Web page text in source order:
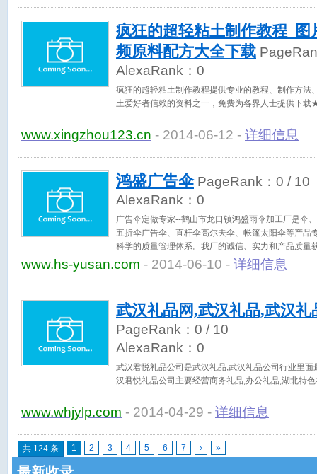
体验表达对生命的深刻体察。
疯狂的超轻粘土制作教程_图
频原料配方大全下载
AlexaRank： 0
疯狂的超轻粘土制作教程提供专业的教程、制作方法
土爱好者信赖的资料之一，免费为各界人士提供
www.xingzhou123.cn - 2014-06-12 - 详细信息
鸿盛广告伞PageRank： 0 / 10
AlexaRank： 0
广告伞定做专家--鹤山市龙口镇鸿盛雨伞加工厂是伞
五折伞广告伞、直杆伞高尔夫伞、帐篷太阳伞等产品
科学的质量管理体系。我厂的诚信、实力和产品质量
的企业，是经国家相关部门批准注册的企业。欢迎各
谈。主营广告伞、礼品伞、帐篷、太阳伞，我厂是位
区的伞厂。 品种包括：拱门、立柱、直柄直骨伞、
伞；二、三、四、五折伞、酒瓶伞、铅笔伞、水壶
夫伞、旋转伞、太阳伞、木架伞、休闲亭；帐篷。
发、设计、制版、印刷、制造等各方面专业人才，一
证"的宗旨，为客户提供全方位一条龙服务。目前正
战。 http://www.hs-yusan.com
www.hs-yusan.com - 2014-06-10 - 详细信息
武汉礼品网,武汉礼品,武汉礼
PageRank： 0 / 10
AlexaRank： 0
武汉君悦礼品公司是武汉礼品,武汉礼品公司行业里
汉君悦礼品公司主要经营商务礼品,办公礼品,湖北特
www.whjylp.com - 2014-04-29 - 详细信息
共 124 条 1 2 3 4 5 6 7 › »